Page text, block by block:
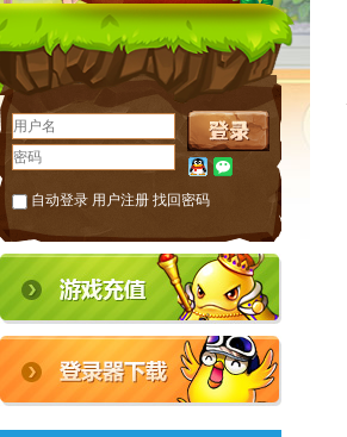
自动登录 用户注册 找回密码